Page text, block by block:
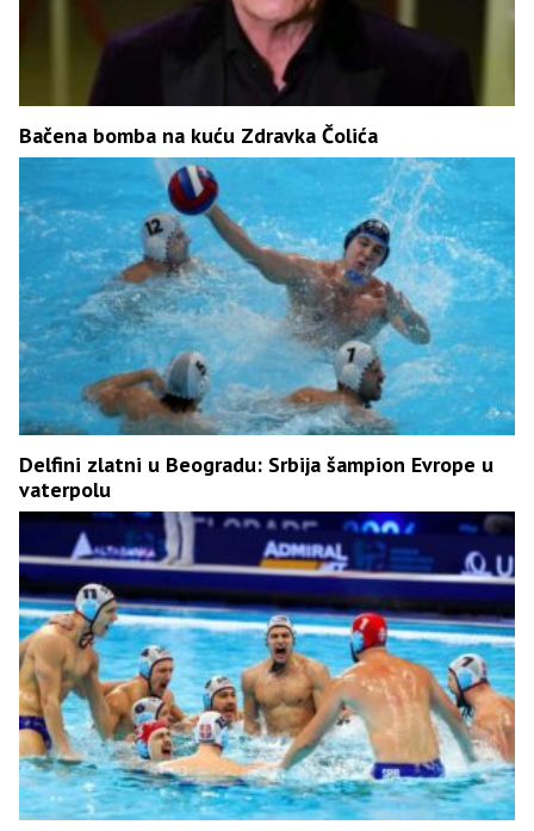
Bačena bomba na kuću Zdravka Čolića
Delfini zlatni u Beogradu: Srbija šampion Evrope u
vaterpolu